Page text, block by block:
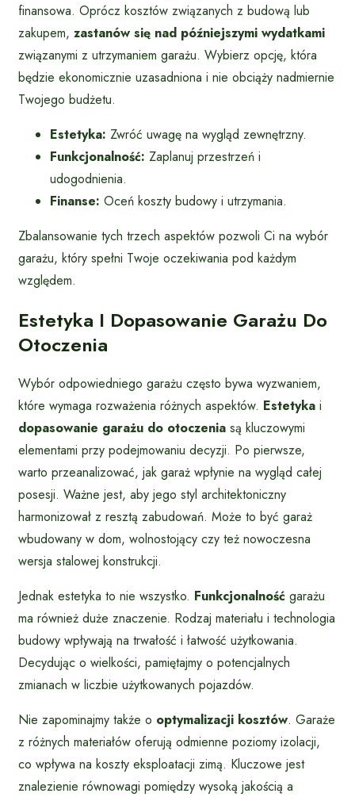
finansowa. Oprócz kosztów związanych z budową lub
zakupem, zastanów się nad późniejszymi wydatkami
związanymi z utrzymaniem garażu. Wybierz opcję, która
będzie ekonomicznie uzasadniona i nie obciąży nadmiernie
Twojego budżetu.
Estetyka: Zwróć uwagę na wygląd zewnętrzny.
Funkcjonalność: Zaplanuj przestrzeń i
udogodnienia.
Finanse: Oceń koszty budowy i utrzymania.
Zbalansowanie tych trzech aspektów pozwoli Ci na wybór
garażu, który spełni Twoje oczekiwania pod każdym
względem.
Estetyka I Dopasowanie Garażu Do
Otoczenia
Wybór odpowiedniego garażu często bywa wyzwaniem,
które wymaga rozważenia różnych aspektów. Estetyka i
dopasowanie garażu do otoczenia są kluczowymi
elementami przy podejmowaniu decyzji. Po pierwsze,
warto przeanalizować, jak garaż wpłynie na wygląd całej
posesji. Ważne jest, aby jego styl architektoniczny
harmonizował z resztą zabudowań. Może to być garaż
wbudowany w dom, wolnostojący czy też nowoczesna
wersja stalowej konstrukcji.
Jednak estetyka to nie wszystko. Funkcjonalność garażu
ma również duże znaczenie. Rodzaj materiału i technologia
budowy wpływają na trwałość i łatwość użytkowania.
Decydując o wielkości, pamiętajmy o potencjalnych
zmianach w liczbie użytkowanych pojazdów.
Nie zapominajmy także o optymalizacji kosztów. Garaże
z różnych materiałów oferują odmienne poziomy izolacji,
co wpływa na koszty eksploatacji zimą. Kluczowe jest
znalezienie równowagi pomiędzy wysoką jakością a